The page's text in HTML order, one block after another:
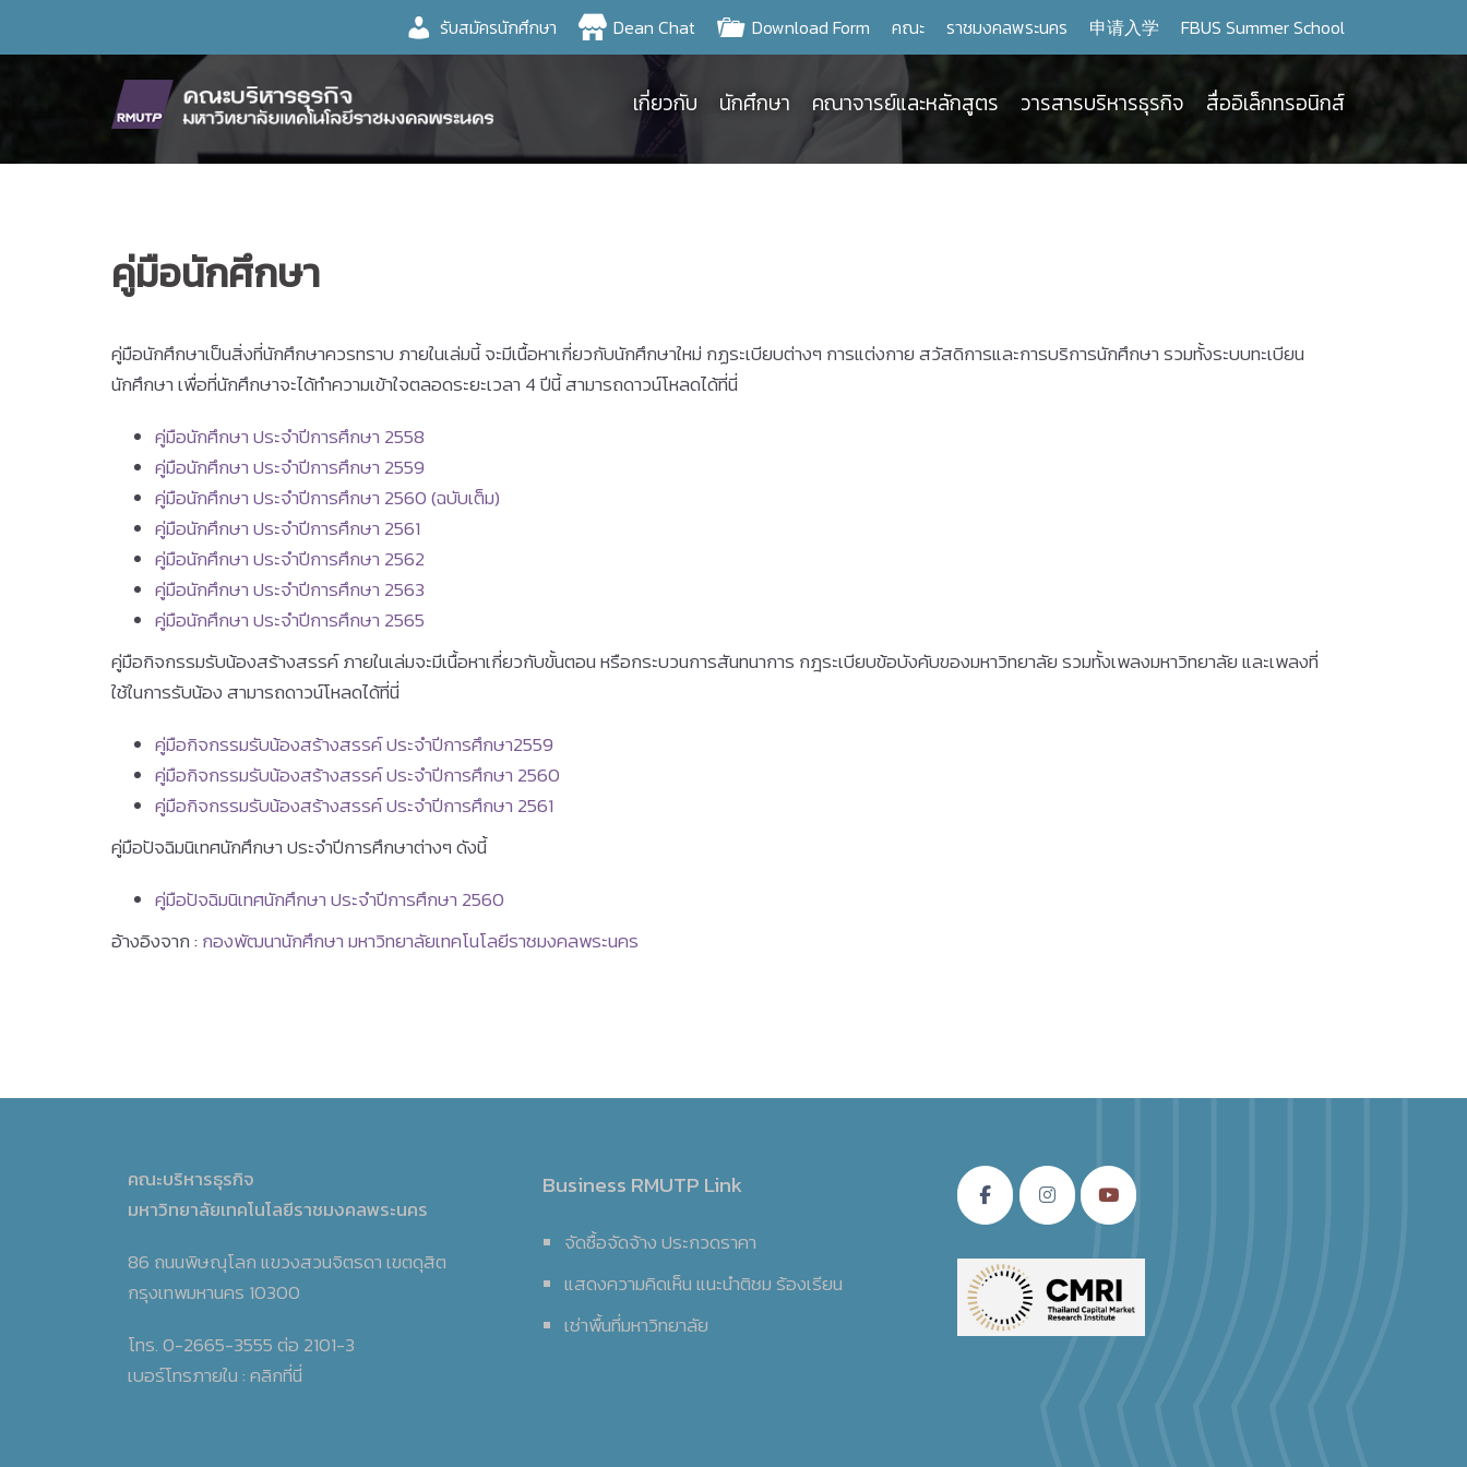
รับสมัครนักศึกษา Dean Chat Download Form คณะ ราชมงคลพระนคร 申请入学 FBUS Summer School
เกี่ยวกับ นักศึกษา คณาจารย์และหลักสูตร วารสารบริหารธุรกิจ สื่ออิเล็กทรอนิกส์
คู่มือนักศึกษา
คู่มือนักศึกษาเป็นสิ่งที่นักศึกษาควรทราบ ภายในเล่มนี้ จะมีเนื้อหาเกี่ยวกับนักศึกษาใหม่ กฏระเบียบต่างๆ การแต่งกาย สวัสดิการและการบริการนักศึกษา รวมทั้งระบบทะเบียน
นักศึกษา เพื่อที่นักศึกษาจะได้ทำความเข้าใจตลอดระยะเวลา 4 ปีนี้ สามารถดาวน์โหลดได้ที่นี่
คู่มือนักศึกษา ประจำปีการศึกษา 2558
คู่มือนักศึกษา ประจำปีการศึกษา 2559
คู่มือนักศึกษา ประจำปีการศึกษา 2560 (ฉบับเต็ม)
คู่มือนักศึกษา ประจำปีการศึกษา 2561
คู่มือนักศึกษา ประจำปีการศึกษา 2562
คู่มือนักศึกษา ประจำปีการศึกษา 2563
คู่มือนักศึกษา ประจำปีการศึกษา 2565
คู่มือกิจกรรมรับน้องสร้างสรรค์ ภายในเล่มจะมีเนื้อหาเกี่ยวกับขั้นตอน หรือกระบวนการสันทนาการ กฎระเบียบข้อบังคับของมหาวิทยาลัย รวมทั้งเพลงมหาวิทยาลัย และเพลงที่
ใช้ในการรับน้อง สามารถดาวน์โหลดได้ที่นี่
คู่มือกิจกรรมรับน้องสร้างสรรค์ ประจำปีการศึกษา2559
คู่มือกิจกรรมรับน้องสร้างสรรค์ ประจำปีการศึกษา 2560
คู่มือกิจกรรมรับน้องสร้างสรรค์ ประจำปีการศึกษา 2561
คู่มือปัจฉิมนิเทศนักศึกษา ประจำปีการศึกษาต่างๆ ดังนี้
คู่มือปัจฉิมนิเทศนักศึกษา ประจำปีการศึกษา 2560
อ้างอิงจาก : กองพัฒนานักศึกษา มหาวิทยาลัยเทคโนโลยีราชมงคลพระนคร
คณะบริหารธุรกิจ
มหาวิทยาลัยเทคโนโลยีราชมงคลพระนคร
86 ถนนพิษณุโลก แขวงสวนจิตรดา เขตดุสิต
กรุงเทพมหานคร 10300
โทร. 0-2665-3555 ต่อ 2101-3
เบอร์โทรภายใน :คลิกที่นี่
Business RMUTP Link
จัดซื้อจัดจ้าง ประกวดราคา
แสดงความคิดเห็น แนะนำติชม ร้องเรียน
เช่าพื้นที่มหาวิทยาลัย